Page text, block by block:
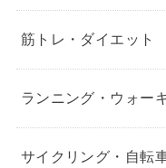
筋トレ・ダイエット
ランニング・ウォー
サイクリング・自転